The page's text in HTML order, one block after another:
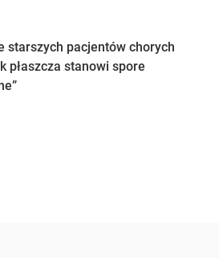
starszych pacjentów chorych
płaszcza stanowi spore